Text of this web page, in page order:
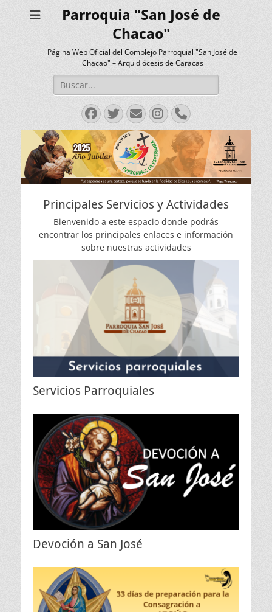
Parroquia "San José de
Chacao"
Página Web Oficial del Complejo Parroquial "San José de
Chacao" – Arquidiócesis de Caracas
Buscar:
Facebook
Twitter
Correo
electrónico
Instagram
Teléfono
Principales Servicios y Actividades
Bienvenido a este espacio donde podrás
encontrar los principales enlaces e información
sobre nuestras actividades
Servicios Parroquiales
Devoción a San José